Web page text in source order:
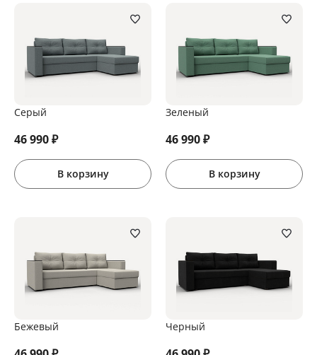
Серый
46 990₽
В корзину
Зеленый
46 990₽
В корзину
Бежевый Черный